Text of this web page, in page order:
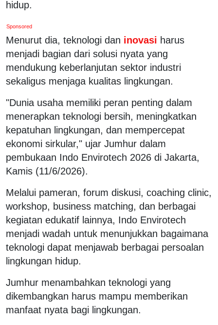
hidup.
Sponsored
Menurut dia, teknologi dan inovasi harus
menjadi bagian dari solusi nyata yang
mendukung keberlanjutan sektor industri
sekaligus menjaga kualitas lingkungan.
"Dunia usaha memiliki peran penting dalam
menerapkan teknologi bersih, meningkatkan
kepatuhan lingkungan, dan mempercepat
ekonomi sirkular," ujar Jumhur dalam
pembukaan Indo Envirotech 2026 di Jakarta,
Kamis (11/6/2026).
Melalui pameran, forum diskusi, coaching clinic,
workshop, business matching, dan berbagai
kegiatan edukatif lainnya, Indo Envirotech
menjadi wadah untuk menunjukkan bagaimana
teknologi dapat menjawab berbagai persoalan
lingkungan hidup.
Jumhur menambahkan teknologi yang
dikembangkan harus mampu memberikan
manfaat nyata bagi lingkungan.